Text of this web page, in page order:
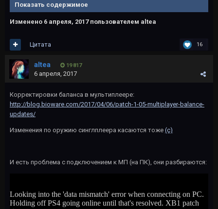
Показать содержимое
Изменено 6 апреля, 2017пользователем altea
16
Цитата
altea 19 817
6 апреля, 2017
Корректировки баланса в мультиплеере:
http://blog.bioware.com/2017/04/06/patch-1-05-multiplayer-balance-
updates/
Изменения по оружию синглплеера касаются тоже (с)
И есть проблема с подключением к МП (на ПК), они разбираются: